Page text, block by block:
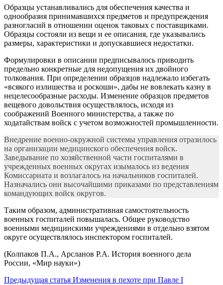
Образцы устанавливались для обеспечения качества и
однообразия принимавшихся предметов и предупреждения
разногласий в отношении оценок таковых с поставщиками.
Образцы состояли из вещи и ее описания, где указывались
размеры, характеристики и допускавшиеся недостатки.
Формулировки в описании предписывалось приводить
предельно конкретные для недопущения их двойного
толкования. При определении образцов надлежало избегать
«всякого излишества и роскоши», дабы не вовлекать казну в
нецелесообразные расходы. Изменение образцов предметов
вещевого довольствия осуществлялось, исходя из
соображений Военного министерства, а также по
ходатайствам войск с учетом возможностей промышленности.
Внедрение военно-окружной системы управления отразилось
на организации медицинского обеспечения войск.
Заведывание по хозяйственной части госпиталями в
учрежденных военных округах изымалось из ведения
Комиссариата и возлагалось на начальников госпиталей.
Назначались они высочайшими приказами по представлениям
командующих войск округов.
Таким образом, административная самостоятельность
военных госпиталей повышалась. Общее руководство
военными медицинскими учреждениями в отдельно взятом
округе осуществлялось инспектором госпиталей.
(Колпаков П.А., Арсланов Р.А. История военного дела
России, «Мир науки»)
Предыдущая статья Изменения в пехоте при Павле I